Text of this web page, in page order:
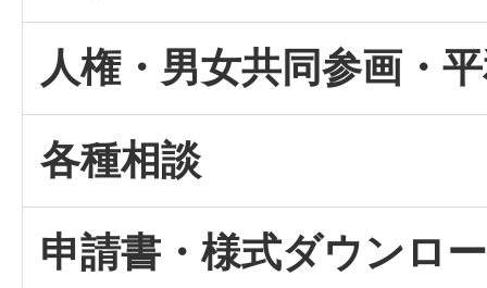
人権・男女共同参画・
各種相談
申請書・様式ダウンロ